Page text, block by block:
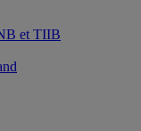
et TIIB